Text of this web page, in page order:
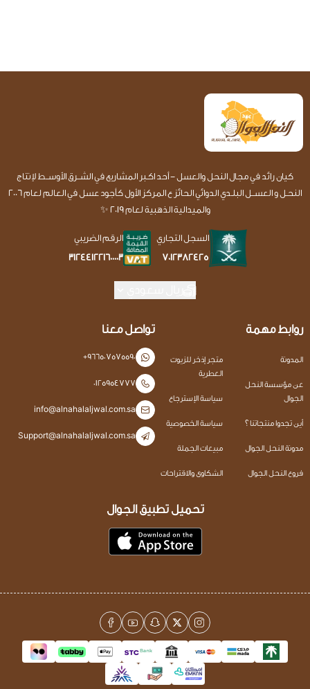
كيان رائد في مجال النحل والعسل - أحد اكـبر المشاريع في الشــرق الأوســط لإنتاج
النحـل و العســل البلـدي الدوائي الحائز ع المركز الأول كأجود عسل في العالم لعام 2006
والميدالية الذهبية لعام 2019 ✨
السجل التجاري
7012382425
الرقم الضريبي
312441221600003
روابط مهمة
المدونة
عن مؤسسة النحل
الجوال
أين تجدوا منتجاتنا ؟
مدونة النحل الجوال
فروع النحل الجوال
متجر إذخر للزيوت
العطرية
سياسة الإسترجاع
سياسة الخصوصية
مبيعات الجملة
الشكاوى والاقتراحات
تواصل معنا
+966507575590
0125954777
info@alnahalaljwal.com.sa
Support@alnahalaljwal.com.sa
تحميل تطبيق الجوال